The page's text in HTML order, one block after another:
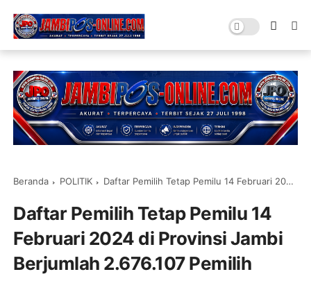
Beranda POLITIK Daftar Pemilih Tetap Pemilu 14 Februari 2024 di Provinsi Jambi Berjumlah 2.676.107 Pemilih
Daftar Pemilih Tetap Pemilu 14
Februari 2024 di Provinsi Jambi
Berjumlah 2.676.107 Pemilih